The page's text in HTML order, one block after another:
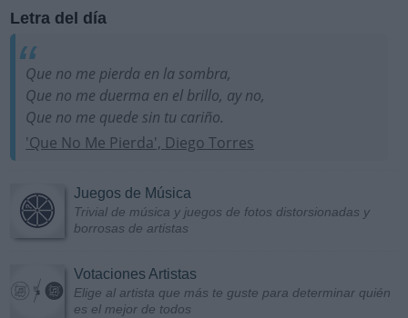
Letra del día
Que no me pierda en la sombra,
Que no me duerma en el brillo, ay no,
Que no me quede sin tu cariño.
'Que No Me Pierda', Diego Torres
Juegos de Música
Trivial de música y juegos de fotos distorsionadas y
borrosas de artistas
Votaciones Artistas
Elige al artista que más te guste para determinar quién
es el mejor de todos